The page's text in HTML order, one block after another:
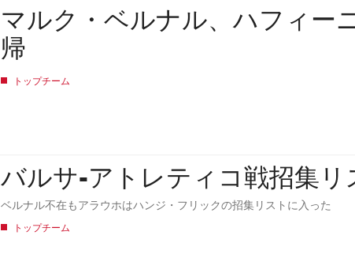
マルク・ベルナル、ハフィー
帰
トップチーム
バルサ-アトレティコ戦招集リ
ベルナル不在もアラウホはハンジ・フリックの招集リストに入った
トップチーム